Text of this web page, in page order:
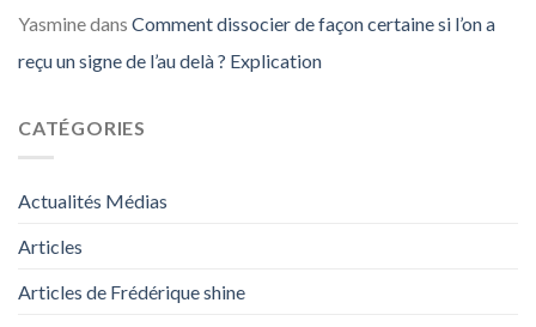
Yasminedans Comment dissocier de façon certaine si l’on a
reçu un signe de l’au delà ? Explication
CATÉGORIES
Actualités Médias
Articles
Articles de Frédérique shine